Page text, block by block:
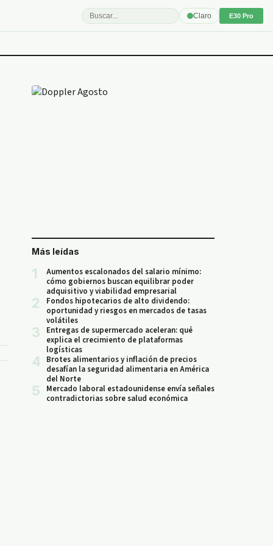
Claro E30 Pro
Más leídas
1
Aumentos escalonados del salario mínimo:
cómo gobiernos buscan equilibrar poder
adquisitivo y viabilidad empresarial
2
Fondos hipotecarios de alto dividendo:
oportunidad y riesgos en mercados de tasas
volátiles
3
Entregas de supermercado aceleran: qué
explica el crecimiento de plataformas
logísticas
4
Brotes alimentarios y inflación de precios
desafían la seguridad alimentaria en América
del Norte
5
Mercado laboral estadounidense envía señales
contradictorias sobre salud económica